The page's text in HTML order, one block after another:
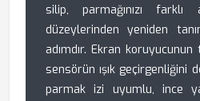
silip, parmağınızı farklı
düzeylerinden yeniden
adımdır. Ekran
sensörün ışık geçirgenliğini
parmak izi uyumlu, ince